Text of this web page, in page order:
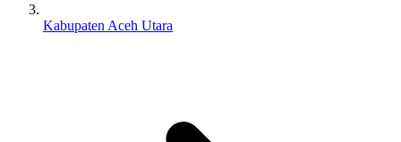
Kabupaten Aceh Utara